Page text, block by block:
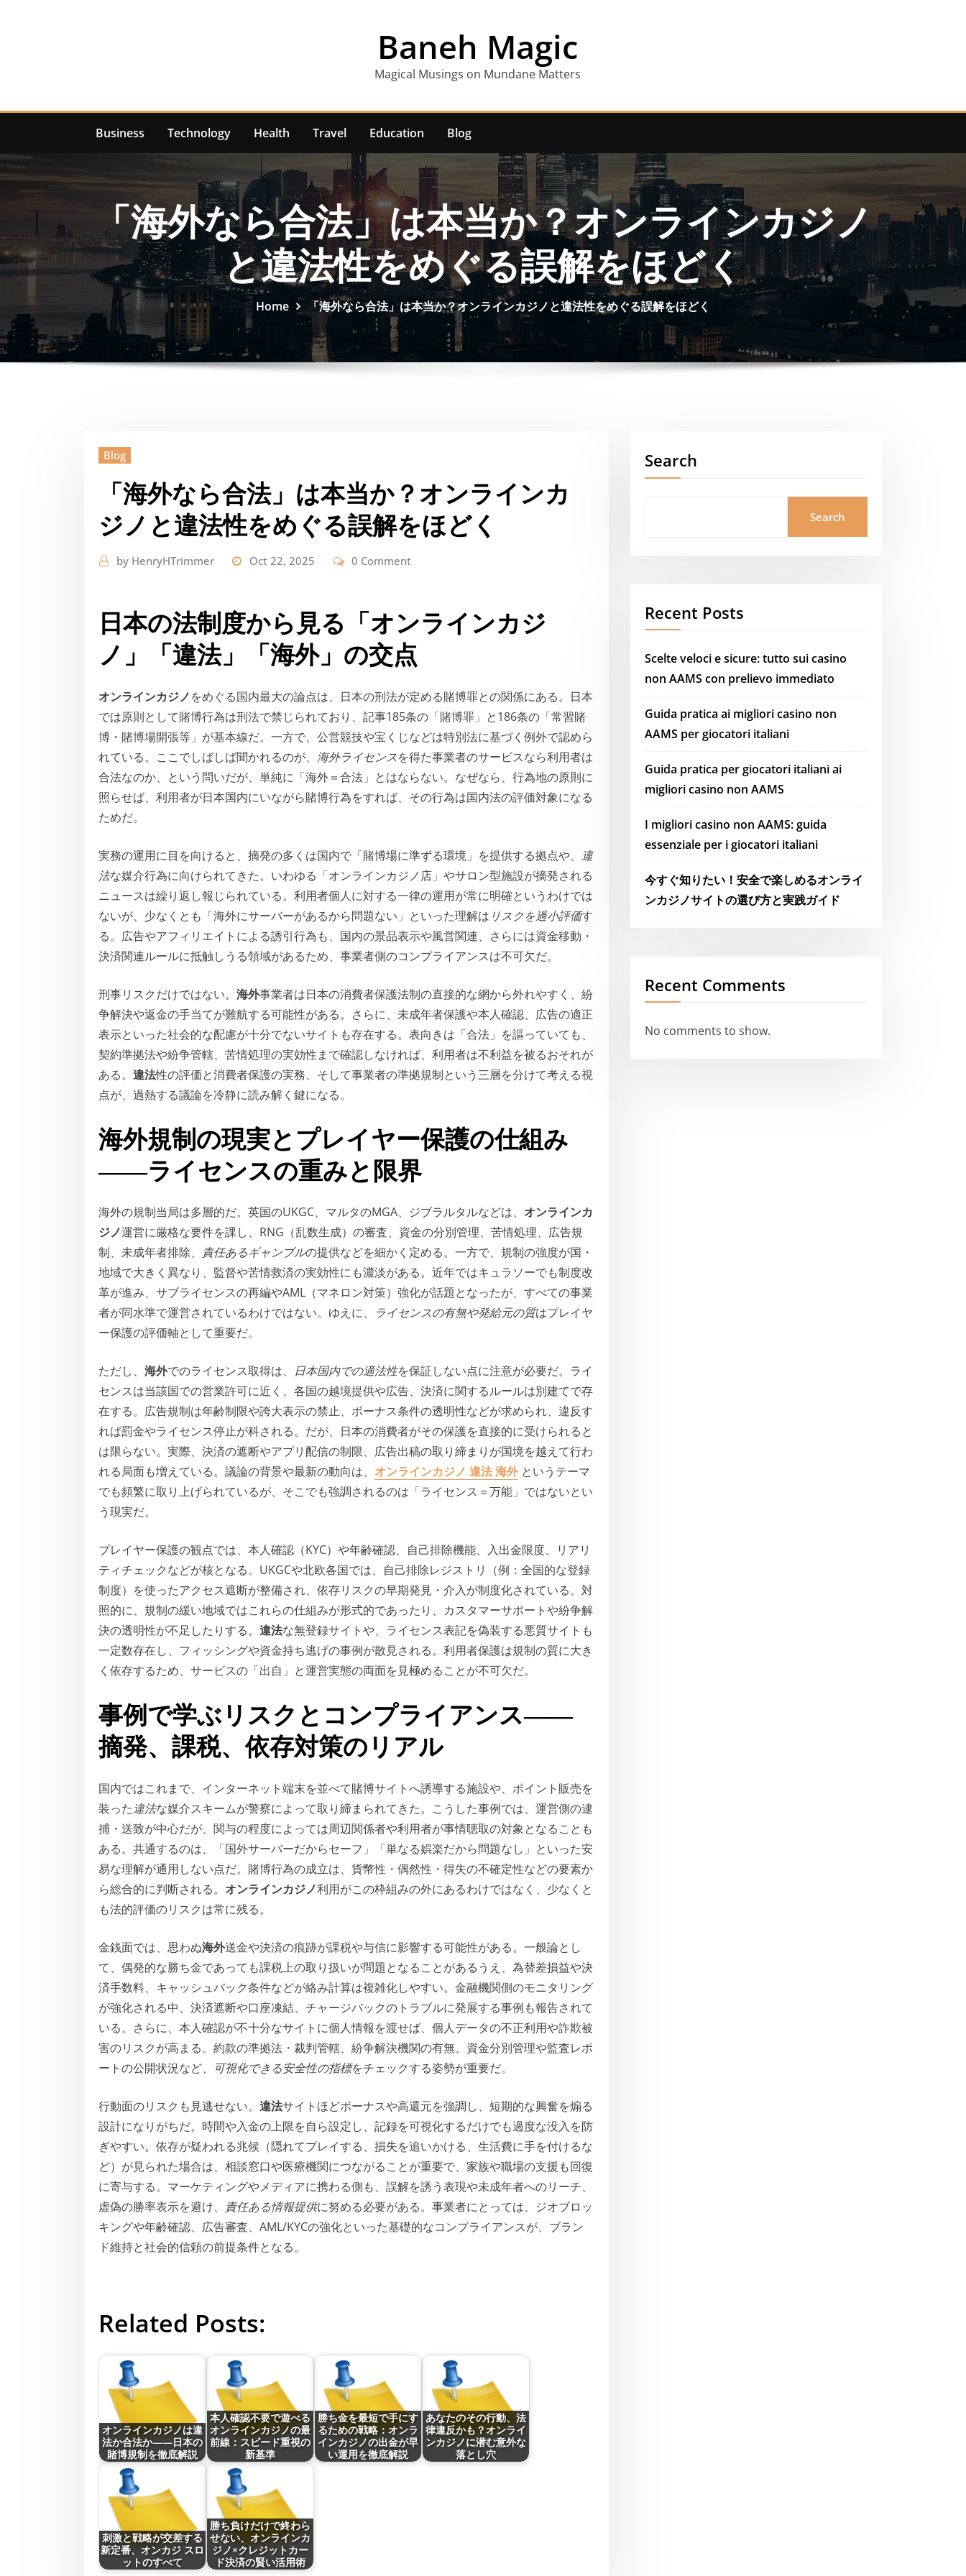
Baneh Magic
Magical Musings on Mundane Matters
Business Technology Health Travel Education Blog
「海外なら合法」は本当か？オンラインカジノ
と違法性をめぐる誤解をほどく
Home 「海外なら合法」は本当か？オンラインカジノと違法性をめぐる誤解をほどく
Blog
「海外なら合法」は本当か？オンラインカ
ジノと違法性をめぐる誤解をほどく
by HenryHTrimmer Oct 22, 2025 0 Comment
日本の法制度から見る「オンラインカジ
ノ」「違法」「海外」の交点
オンラインカジノをめぐる国内最大の論点は、日本の刑法が定める賭博罪との関係にある。日本
では原則として賭博行為は刑法で禁じられており、記事185条の「賭博罪」と186条の「常習賭
博・賭博場開張等」が基本線だ。一方で、公営競技や宝くじなどは特別法に基づく例外で認めら
れている。ここでしばしば聞かれるのが、 海外ライセンスを得た事業者のサービスなら利用者は
合法なのか、という問いだが、単純に「海外＝合法」とはならない。なぜなら、行為地の原則に
照らせば、利用者が日本国内にいながら賭博行為をすれば、その行為は国内法の評価対象になる
ためだ。
実務の運用に目を向けると、摘発の多くは国内で「賭博場に準ずる環境」を提供する拠点や、 違
法な媒介行為に向けられてきた。いわゆる「オンラインカジノ店」やサロン型施設が摘発される
ニュースは繰り返し報じられている。利用者個人に対する一律の運用が常に明確というわけでは
ないが、少なくとも「海外にサーバーがあるから問題ない」といった理解は リスクを過小評価す
る。広告やアフィリエイトによる誘引行為も、国内の景品表示や風営関連、さらには資金移動・
決済関連ルールに抵触しうる領域があるため、事業者側のコンプライアンスは不可欠だ。
刑事リスクだけではない。 海外事業者は日本の消費者保護法制の直接的な網から外れやすく、紛
争解決や返金の手当てが難航する可能性がある。さらに、未成年者保護や本人確認、広告の適正
表示といった社会的な配慮が十分でないサイトも存在する。表向きは「合法」を謳っていても、
契約準拠法や紛争管轄、苦情処理の実効性まで確認しなければ、利用者は不利益を被るおそれが
ある。 違法性の評価と消費者保護の実務、そして事業者の準拠規制という三層を分けて考える視
点が、過熱する議論を冷静に読み解く鍵になる。
海外規制の現実とプレイヤー保護の仕組み
――ライセンスの重みと限界
海外の規制当局は多層的だ。英国のUKGC、マルタのMGA、ジブラルタルなどは、 オンラインカ
ジノ運営に厳格な要件を課し、RNG（乱数生成）の審査、資金の分別管理、苦情処理、広告規
制、未成年者排除、 責任あるギャンブルの提供などを細かく定める。一方で、規制の強度が国・
地域で大きく異なり、監督や苦情救済の実効性にも濃淡がある。近年ではキュラソーでも制度改
革が進み、サブライセンスの再編やAML（マネロン対策）強化が話題となったが、すべての事業
者が同水準で運営されているわけではない。ゆえに、
ライセンスの有無や発給元の質はプレイヤ
ー保護の評価軸として重要だ。
ただし、 海外でのライセンス取得は、 日本国内での適法性を保証しない点に注意が必要だ。ライ
センスは当該国での営業許可に近く、各国の越境提供や広告、決済に関するルールは別建てで存
在する。広告規制は年齢制限や誇大表示の禁止、ボーナス条件の透明性などが求められ、違反す
れば罰金やライセンス停止が科される。だが、日本の消費者がその保護を直接的に受けられると
は限らない。実際、決済の遮断やアプリ配信の制限、広告出稿の取り締まりが国境を越えて行わ
れる局面も増えている。議論の背景や最新の動向は、 オンラインカジノ 違法 海外 というテーマ
でも頻繁に取り上げられているが、そこでも強調されるのは「ライセンス＝万能」ではないとい
う現実だ。
プレイヤー保護の観点では、本人確認（KYC）や年齢確認、自己排除機能、入出金限度、リアリ
ティチェックなどが核となる。UKGCや北欧各国では、自己排除レジストリ（例：全国的な登録
制度）を使ったアクセス遮断が整備され、依存リスクの早期発見・介入が制度化されている。対
照的に、規制の緩い地域ではこれらの仕組みが形式的であったり、カスタマーサポートや紛争解
決の透明性が不足したりする。 違法な無登録サイトや、ライセンス表記を偽装する悪質サイトも
一定数存在し、フィッシングや資金持ち逃げの事例が散見される。利用者保護は規制の質に大き
く依存するため、サービスの「出自」と運営実態の両面を見極めることが不可欠だ。
事例で学ぶリスクとコンプライアンス――
摘発、課税、依存対策のリアル
国内ではこれまで、インターネット端末を並べて賭博サイトへ誘導する施設や、ポイント販売を
装った違法な媒介スキームが警察によって取り締まられてきた。こうした事例では、運営側の逮
捕・送致が中心だが、関与の程度によっては周辺関係者や利用者が事情聴取の対象となることも
ある。共通するのは、「国外サーバーだからセーフ」「単なる娯楽だから問題なし」といった安
易な理解が通用しない点だ。賭博行為の成立は、貨幣性・偶然性・得失の不確定性などの要素か
ら総合的に判断される。 オンラインカジノ利用がこの枠組みの外にあるわけではなく、少なくと
も法的評価のリスクは常に残る。
金銭面では、思わぬ海外送金や決済の痕跡が課税や与信に影響する可能性がある。一般論とし
て、偶発的な勝ち金であっても課税上の取り扱いが問題となることがあるうえ、為替差損益や決
済手数料、キャッシュバック条件などが絡み計算は複雑化しやすい。金融機関側のモニタリング
が強化される中、決済遮断や口座凍結、チャージバックのトラブルに発展する事例も報告されて
いる。さらに、本人確認が不十分なサイトに個人情報を渡せば、個人データの不正利用や詐欺被
害のリスクが高まる。約款の準拠法・裁判管轄、紛争解決機関の有無、資金分別管理や監査レポ
ートの公開状況など、
可視化できる安全性の指標をチェックする姿勢が重要だ。
行動面のリスクも見逃せない。 違法サイトほどボーナスや高還元を強調し、短期的な興奮を煽る
設計になりがちだ。時間や入金の上限を自ら設定し、記録を可視化するだけでも過度な没入を防
ぎやすい。依存が疑われる兆候（隠れてプレイする、損失を追いかける、生活費に手を付けるな
ど）が見られた場合は、相談窓口や医療機関につながることが重要で、家族や職場の支援も回復
に寄与する。マーケティングやメディアに携わる側も、誤解を誘う表現や未成年者へのリーチ、
虚偽の勝率表示を避け、 責任ある情報提供に努める必要がある。事業者にとっては、ジオブロッ
キングや年齢確認、広告審査、AML/KYCの強化といった基礎的なコンプライアンスが、ブラン
ド維持と社会的信頼の前提条件となる。
Related Posts:
オンラインカジノは違
法か合法か——日本の
賭博規制を徹底解説
本人確認不要で遊べる
オンラインカジノの最
前線：スピード重視の
新基準
勝ち金を最短で手にす
るための戦略：オンラ
インカジノの出金が早
い運用を徹底解説
あなたのその行動、法
律違反かも？オンライ
ンカジノに潜む意外な
落とし穴
刺激と戦略が交差する
新定番、オンカジ スロ
ットのすべて
勝ち負けだけで終わら
せない、オンラインカ
ジノ×クレジットカー
ド決済の賢い活用術
Search
Search
Recent Posts
Scelte veloci e sicure: tutto sui casino
non AAMS con prelievo immediato
Guida pratica ai migliori casino non
AAMS per giocatori italiani
Guida pratica per giocatori italiani ai
migliori casino non AAMS
I migliori casino non AAMS: guida
essenziale per i giocatori italiani
今すぐ知りたい！安全で楽しめるオンライ
ンカジノサイトの選び方と実践ガイド
Recent Comments
No comments to show.